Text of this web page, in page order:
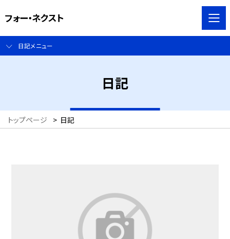
フォー・ネクスト
日記メニュー
日記
トップページ > 日記